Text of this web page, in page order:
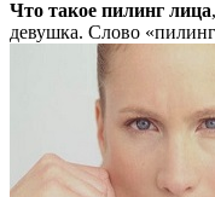
Что такое пилинг лица
девушка. Слово